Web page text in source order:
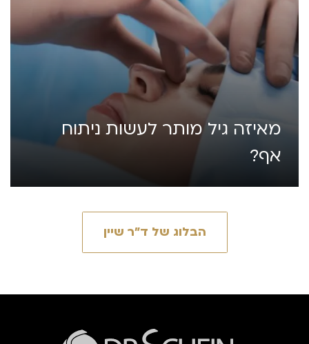
מאיזה גיל מותר לעשות ניתוח
אף?
הבלוג של ד״ר שיין